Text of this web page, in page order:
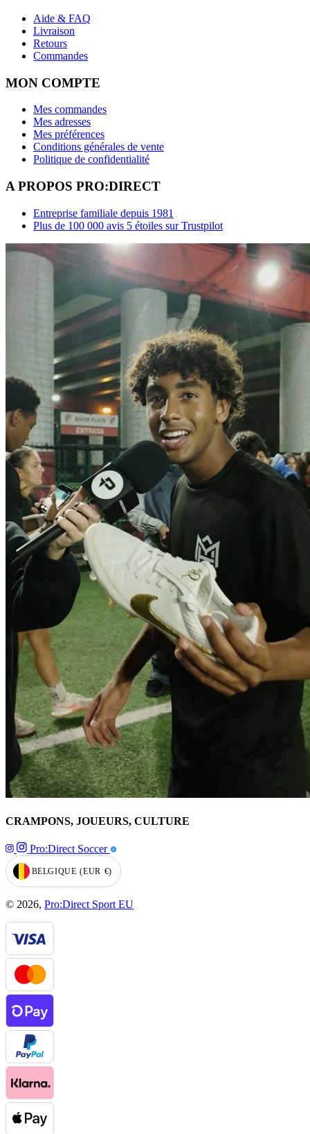
Aide & FAQ
Livraison
Retours
Commandes
MON COMPTE
Mes commandes
Mes adresses
Mes préférences
Conditions générales de vente
Politique de confidentialité
A PROPOS PRO:DIRECT
Entreprise familiale depuis 1981
Plus de 100 000 avis 5 étoiles sur Trustpilot
CRAMPONS, JOUEURS, CULTURE
Pro:Direct Soccer
GEOLOCATION BUTTON: BELGIQUE, EUR, €
BELGIQUE (EUR €)
© 2026, Pro:Direct Sport EU